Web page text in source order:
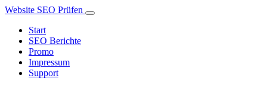
Website SEO Prüfen
Start
SEO Berichte
Promo
Impressum
Support